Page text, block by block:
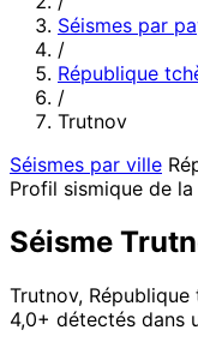
Séismes par
/
République
/
Trutnov
Séismes par ville
Profil sismique de
Séisme
Trutnov,
4,0+ détectés dans